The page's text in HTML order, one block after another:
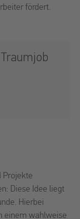
fördert.
Projekte
Diese Idee liegt
Hierbei
einem wahlweise